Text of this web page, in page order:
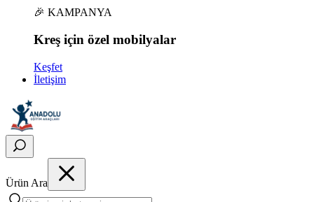
🎉 KAMPANYA
Kreş için özel mobilyalar
Keşfet
İletişim
Ürün Ara